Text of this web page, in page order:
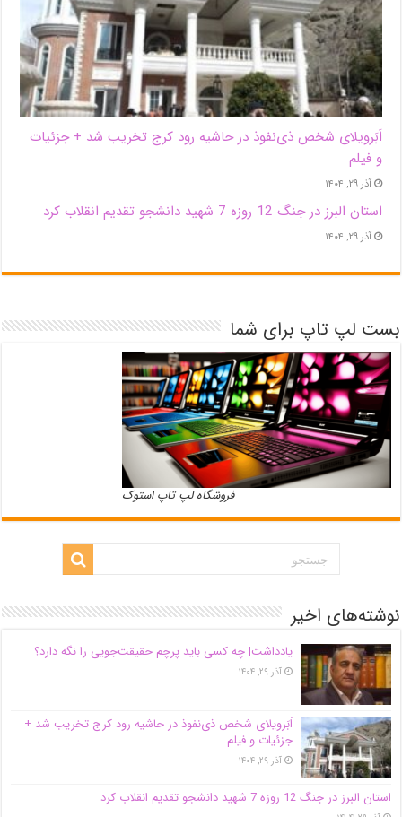
اَبَر‌ویلای شخص ذی‌نفوذ در حاشیه‌ رود کرج تخریب شد + جزئیات
و فیلم
آذر ۲۹, ۱۴۰۴
استان البرز در جنگ 12 روزه 7 شهید دانشجو تقدیم انقلاب کرد
آذر ۲۹, ۱۴۰۴
بست لپ تاپ برای شما
فروشگاه لپ تاپ استوک
نوشته‌های اخیر
یادداشت| ‌چه کسی باید پرچم حقیقت‌جویی را نگه دارد؟
آذر ۲۹, ۱۴۰۴
اَبَر‌ویلای شخص ذی‌نفوذ در حاشیه‌ رود کرج تخریب شد +
جزئیات و فیلم
آذر ۲۹, ۱۴۰۴
استان البرز در جنگ 12 روزه 7 شهید دانشجو تقدیم انقلاب کرد